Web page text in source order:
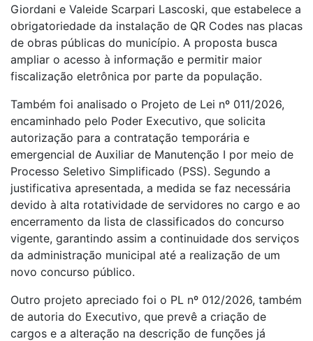
Giordani e Valeide Scarpari Lascoski, que estabelece a
obrigatoriedade da instalação de QR Codes nas placas
de obras públicas do município. A proposta busca
ampliar o acesso à informação e permitir maior
fiscalização eletrônica por parte da população.
Também foi analisado o Projeto de Lei nº 011/2026,
encaminhado pelo Poder Executivo, que solicita
autorização para a contratação temporária e
emergencial de Auxiliar de Manutenção I por meio de
Processo Seletivo Simplificado (PSS). Segundo a
justificativa apresentada, a medida se faz necessária
devido à alta rotatividade de servidores no cargo e ao
encerramento da lista de classificados do concurso
vigente, garantindo assim a continuidade dos serviços
da administração municipal até a realização de um
novo concurso público.
Outro projeto apreciado foi o PL nº 012/2026, também
de autoria do Executivo, que prevê a criação de
cargos e a alteração na descrição de funções já